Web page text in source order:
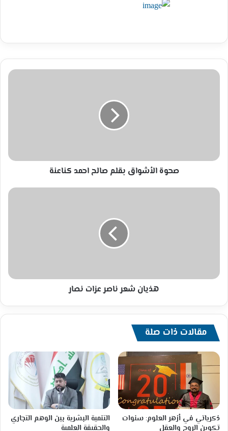
صحوة
صحوة الأشواق بقلم صالح احمد كناعنة
هذيان
هذيان شعر ناصر عزات نصار
مقالات ذات صلة
ذكرياتي في أزهر العلوم: سنوات
تكوين الروح والعقل
التنمية البشرية بين الوهم التجاري
والحقيقة العلمية